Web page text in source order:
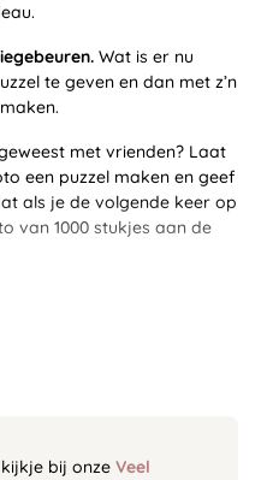
Wat is er nu
te geven en dan met z’n
met vrienden? Laat
een puzzel maken en geef
als je de volgende keer op
van 1000 stukjes aan de
bij onze Veel